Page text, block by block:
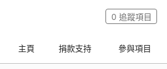
0 追蹤項目
主頁 捐款支持 參與項目